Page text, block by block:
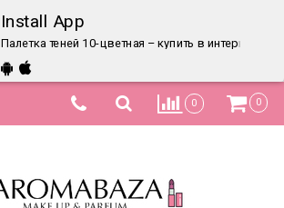
Install App
Палетка теней 10-цветная – купить в интернет-
0 0